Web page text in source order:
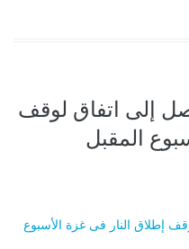
إلى اتفاق لوقف
المقبل